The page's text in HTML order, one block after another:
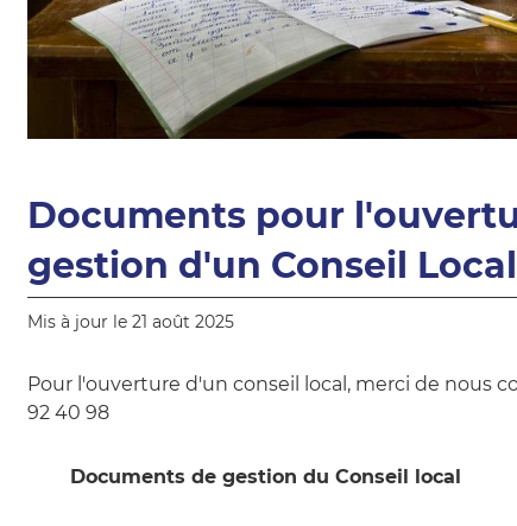
Documents pour
gestion d'un Conseil Local
Mis à jour le 21 août 2025
Pour l'ouverture d'un conseil local, merci de nous
92 40 98
Documents de gestion du Conseil local